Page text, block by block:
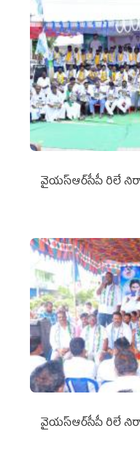
వైయ‌స్ఆర్‌సీపీ రిలే
వైయ‌స్ఆర్‌సీపీ రిలే